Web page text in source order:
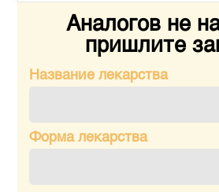
Аналогов не
пришлите
Название лекарства
Форма лекарства